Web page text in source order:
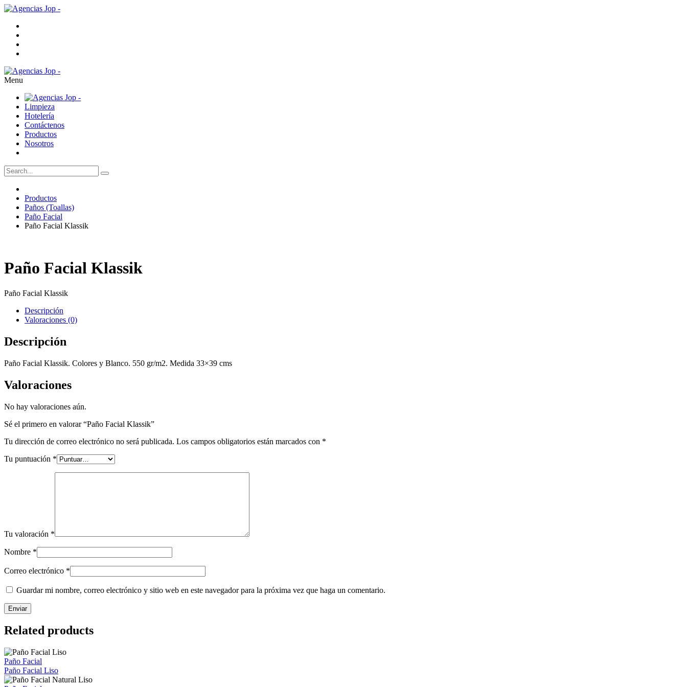
Menu
Limpieza
Hotelería
Contáctenos
Productos
Nosotros
Productos
Paños (Toallas)
Paño Facial
Paño Facial Klassik
Paño Facial Klassik
Paño Facial Klassik
Descripción
Valoraciones (0)
Descripción
Paño Facial Klassik. Colores y Blanco. 550 gr/m2. Medida 33×39 cms
Valoraciones
No hay valoraciones aún.
Sé el primero en valorar “Paño Facial Klassik”
Tu dirección de correo electrónico no será publicada. Los campos obligatorios están marcados con *
Tu puntuación *
Tu valoración *
Nombre *
Correo electrónico *
Guardar mi nombre, correo electrónico y sitio web en este navegador para la próxima vez que haga un comentario.
Related products
Paño Facial
Paño Facial Liso